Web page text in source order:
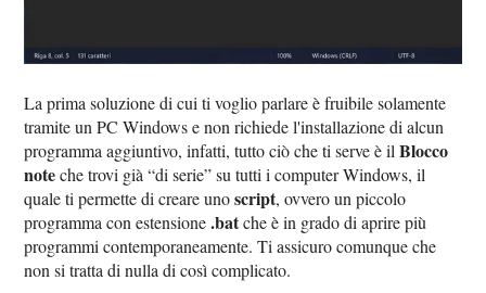
La prima soluzione di cui ti voglio parlare è fruibile solamente
tramite un PC Windows e non richiede l'installazione di alcun
programma aggiuntivo, infatti, tutto ciò che ti serve è ilBlocco
noteche trovi già “di serie” su tutti i computer Windows, il
quale ti permette di creare unoscript, ovvero un piccolo
programma con estensione.batche è in grado di aprire più
programmi contemporaneamente. Ti assicuro comunque che
non si tratta di nulla di così complicato.